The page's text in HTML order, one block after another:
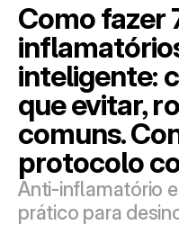
Como fazer
inteligente:
que evitar,
comuns.
protocolo
Anti-inflamatório
prático para